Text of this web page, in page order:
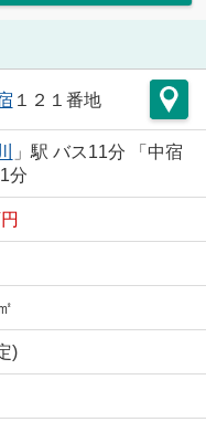
１２１番地
」駅 バス11分 「中宿
分
)